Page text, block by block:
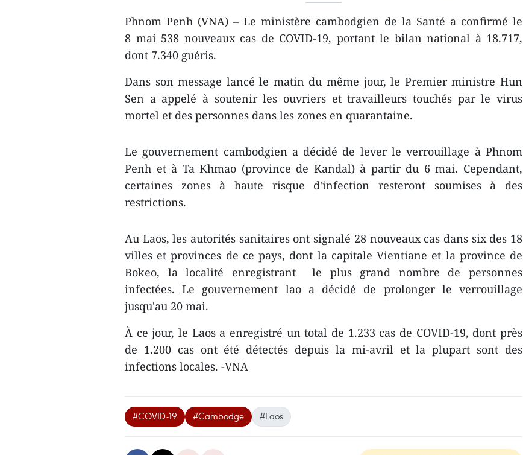
Phnom Penh (VNA) – Le ministère cambodgien de la Santé a confirmé le
8 mai 538 nouveaux cas de COVID-19, portant le bilan national à 18.717,
dont 7.340 guéris.
Dans son message lancé le matin du même jour, le Premier ministre Hun
Sen a appelé à soutenir les ouvriers et travailleurs touchés par le virus
mortel et des personnes dans les zones en quarantaine.
Le gouvernement cambodgien a décidé de lever le verrouillage à Phnom
Penh et à Ta Khmao (province de Kandal) à partir du 6 mai. Cependant,
certaines zones à haute risque d'infection resteront soumises à des
restrictions.
Au Laos, les autorités sanitaires ont signalé 28 nouveaux cas dans six des 18
villes et provinces de ce pays, dont la capitale Vientiane et la province de
Bokeo, la localité enregistrant le plus grand nombre de personnes
infectées. Le gouvernement lao a décidé de prolonger le verrouillage
jusqu'au 20 mai.
À ce jour, le Laos a enregistré un total de 1.233 cas de COVID-19, dont près
de 1.200 cas ont été détectés depuis la mi-avril et la plupart sont des
infections locales. -VNA
#COVID-19 #Cambodge #Laos